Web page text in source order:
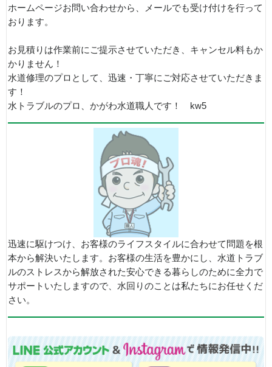
ホームページお問い合わせから、メールでも受け付けを行って
おります。
お見積りは作業前にご提示させていただき、キャンセル料もか
かりません！
水道修理のプロとして、迅速・丁寧にご対応させていただきま
す！
水トラブルのプロ、かがわ水道職人です！ kw5
迅速に駆けつけ、お客様のライフスタイルに合わせて問題を根
本から解決いたします。お客様の生活を豊かにし、水道トラブ
ルのストレスから解放された安心できる暮らしのために全力で
サポートいたしますので、水回りのことは私たちにお任せくだ
さい。